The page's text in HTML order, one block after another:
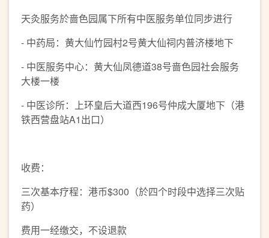
天灸服务於啬色园属下所有中医服务单位同步进行
- 中药局：黄大仙竹园村2号黄大仙祠内普济楼地下
- 中医服务中心：黄大仙凤德道38号啬色园社会服务
大楼一楼
- 中医诊所：上环皇后大道西196号仲成大厦地下（港
铁西营盘站A1出口）
收费：
三次基本疗程：港币$300（於四个时段中选择三次贴
药）
费用一经缴交，不设退款